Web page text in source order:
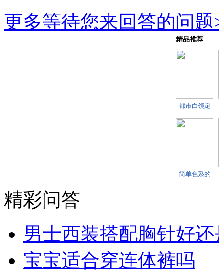
更多等待您来回答的问题
精品推荐
都市白领定
要
简单色系的
精彩问答
男士西装搭配胸针好
宝宝适合穿连体裤吗